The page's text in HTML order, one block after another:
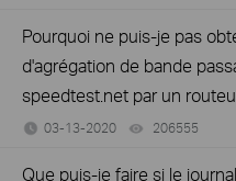
Pourquoi ne puis-je pas
d'agrégation de bande
speedtest.net par un
03-13-2020 206555
Que puis-je faire si le